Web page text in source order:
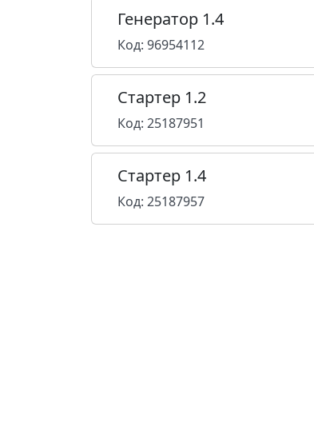
Генератор 1.4
Код: 96954112
Стартер 1.2
Код: 25187951
Стартер 1.4
Код: 25187957